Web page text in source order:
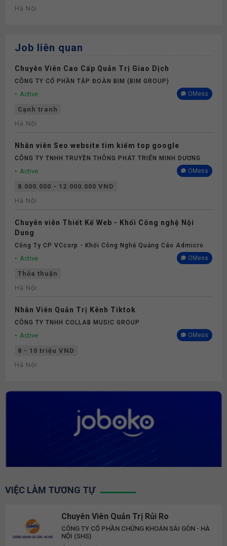
Hà Nội
Job liên quan
Chuyên Viên Cao Cấp Quản Trị Giao Dịch
CÔNG TY CỔ PHẦN TẬP ĐOÀN BIM (BIM GROUP)
Active OMess
Cạnh tranh
Hà Nội
Nhân viên Seo website tìm kiếm top google
CÔNG TY TNHH TRUYỀN THÔNG PHÁT TRIỂN MINH DƯƠNG
Active OMess
8.000.000 - 12.000.000 VND
Hà Nội
Chuyên viên Thiết Kế Web - Khối Công nghệ Nội
Dung
Công Ty CP VCcorp - Khối Công Nghệ Quảng Cáo Admicro
Active OMess
Thỏa thuận
Hà Nội
Nhân Viên Quản Trị Kênh Tiktok
CÔNG TY TNHH COLLAB MUSIC GROUP
Active OMess
8 - 10 triệu VND
Hà Nội
VIỆC LÀM TƯƠNG TỰ
Chuyên Viên Quản Trị Rủi Ro
CÔNG TY CỔ PHẦN CHỨNG KHOÁN SÀI GÒN - HÀ
NỘI (SHS)